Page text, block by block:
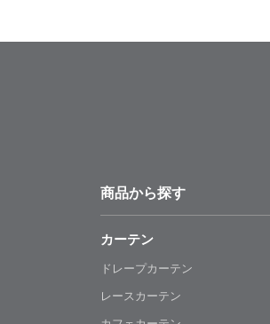
商品から探す
カーテン
ドレープカーテン
レースカーテン